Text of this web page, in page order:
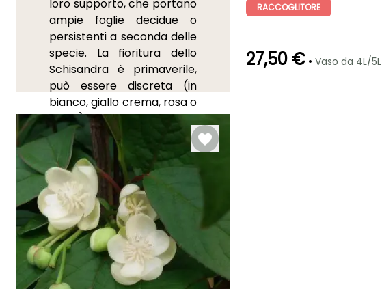
loro supporto, che portano
ampie foglie decidue o
persistenti a seconda delle
specie. La fioritura dello
Schisandra è primaverile,
può essere discreta (in
bianco, giallo crema, rosa o
rosso) oppure al contrario
incantevole e profumata,
in particolare
nelSchisandra grandiflora.
Ai fiori seguono grappoli di
bacche aromatiche, rosse
o nere. Originarie della
Cina,la maggior parte
delle Schisandra sono
piante decidue e molto
rustiche,
tranne le specie
3 m
RACCOGLITORE
27,50 € • Vaso da 4L/5L